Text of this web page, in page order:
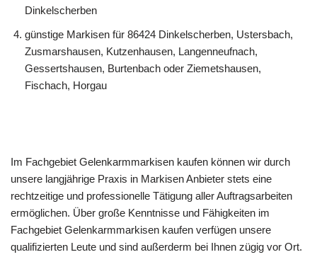
Dinkelscherben
günstige Markisen für 86424 Dinkelscherben, Ustersbach,
Zusmarshausen, Kutzenhausen, Langenneufnach,
Gessertshausen, Burtenbach oder Ziemetshausen,
Fischach, Horgau
Im Fachgebiet Gelenkarmmarkisen kaufen können wir durch
unsere langjährige Praxis in Markisen Anbieter stets eine
rechtzeitige und professionelle Tätigung aller Auftragsarbeiten
ermöglichen. Über große Kenntnisse und Fähigkeiten im
Fachgebiet Gelenkarmmarkisen kaufen verfügen unsere
qualifizierten Leute und sind außerderm bei Ihnen zügig vor Ort.